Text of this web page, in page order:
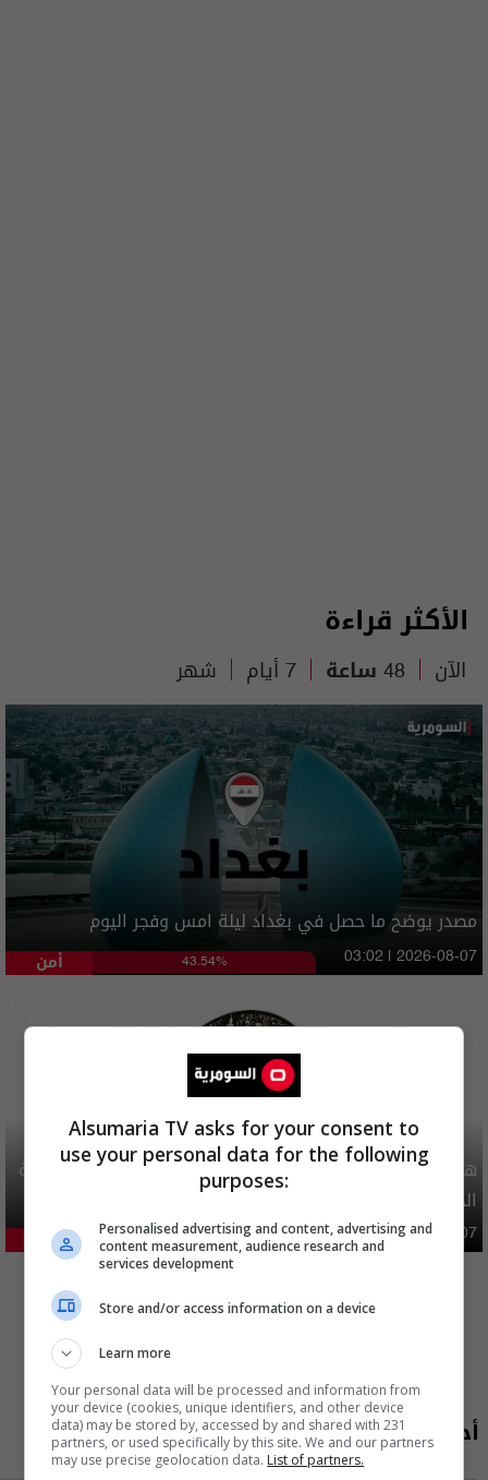
الأكثر قراءة
الآن 48 ساعة 7 أيام شهر
مصدر يوضح ما حصل في بغداد ليلة امس وفجر اليوم
أمن 43.54% 03:02 | 2026-08-07
هيئة الحج تصدر قرارا يخص "لم الشمل" وتعديل استمارة قرعة
الحج
محليات 06:40 | 2026-08-07
المزيد
أحدث الحلقات
Alsumaria TV asks for your consent to
use your personal data for the following
purposes:
Personalised advertising and content, advertising and
content measurement, audience research and
services development
Store and/or access information on a device
Learn more
Your personal data will be processed and information from
your device (cookies, unique identifiers, and other device
data) may be stored by, accessed by and shared with 231
partners, or used specifically by this site. We and our partners
may use precise geolocation data. List of partners.